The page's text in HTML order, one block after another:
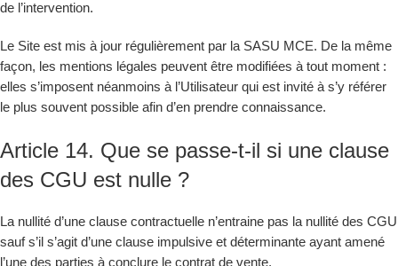
de l’intervention.
Le Site est mis à jour régulièrement par la SASU MCE. De la même
façon, les mentions légales peuvent être modifiées à tout moment :
elles s’imposent néanmoins à l’Utilisateur qui est invité à s’y référer
le plus souvent possible afin d’en prendre connaissance.
Article 14. Que se passe-t-il si une clause
des CGU est nulle ?
La nullité d’une clause contractuelle n’entraine pas la nullité des CGU
sauf s’il s’agit d’une clause impulsive et déterminante ayant amené
l’une des parties à conclure le contrat de vente.